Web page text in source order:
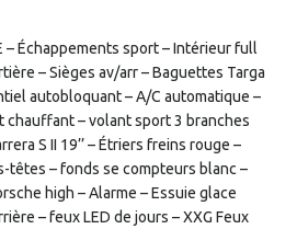
– Échappements sport – Intérieur full
– Sièges av/arr – Baguettes Targa
autobloquant – A/C automatique –
chauffant – volant sport 3 branches
S II 19’’ – Étriers freins rouge –
têtes – fonds se compteurs blanc –
high – Alarme – Essuie glace
– feux LED de jours – XXG Feux